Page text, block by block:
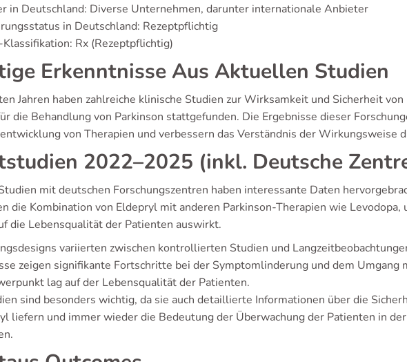
in Deutschland: Diverse Unternehmen, darunter internationale Anbieter
in Deutschland: Rezeptpflichtig
Klassifikation: Rx (Rezeptpflichtig)
Erkenntnisse Aus Aktuellen Studien
Jahren haben zahlreiche klinische Studien zur Wirksamkeit und Sicherheit
die Behandlung von Parkinson stattgefunden. Die Ergebnisse dieser
von Therapien und verbessern das Verständnis der Wirkungsweise
2022–2025 (inkl. Deutsche
mit deutschen Forschungszentren haben interessante Daten
die Kombination von Eldepryl mit anderen Parkinson-Therapien wie Levodopa,
die Lebensqualität der Patienten auswirkt.
variierten zwischen kontrollierten Studien und
zeigen signifikante Fortschritte bei der Symptomlinderung und dem Umgang
lag auf der Lebensqualität der Patienten.
sind besonders wichtig, da sie auch detaillierte Informationen über die
liefern und immer wieder die Bedeutung der Überwachung der Patienten in